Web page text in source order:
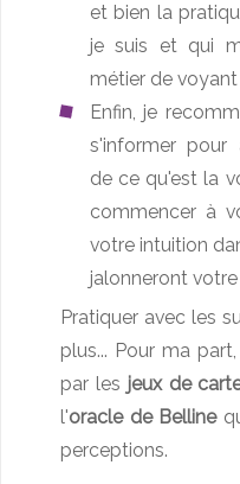
et bien la
je suis et qui
métier de voyant
Enfin, je
s'informer pour
de ce qu'est la
commencer à
votre intuition
jalonneront
Pratiquer avec les
plus... Pour ma
par les jeux de
l'oracle de Belline
perceptions.